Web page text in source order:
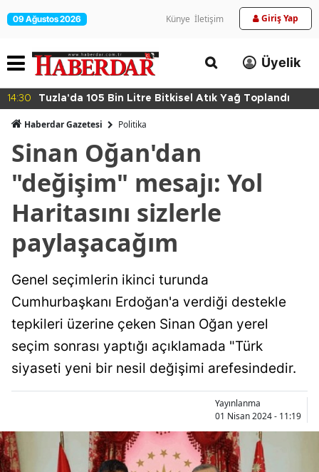
09 Ağustos 2026 Künye İletişim Giriş Yap
Üyelik
14:30 Tuzla'da 105 Bin Litre Bitkisel Atık Yağ Toplandı
Haberdar Gazetesi Politika
Sinan Oğan'dan
"değişim" mesajı: Yol
Haritasını sizlerle
paylaşacağım
Genel seçimlerin ikinci turunda
Cumhurbaşkanı Erdoğan'a verdiği destekle
tepkileri üzerine çeken Sinan Oğan yerel
seçim sonrası yaptığı açıklamada "Türk
siyaseti yeni bir nesil değişimi arefesindedir.
Yayınlanma
01 Nisan 2024 - 11:19